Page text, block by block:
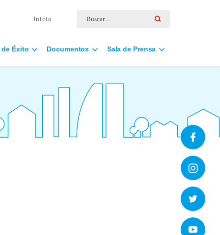
Buscar por:
Inicio
de Éxito Documentos Sala de Prensa